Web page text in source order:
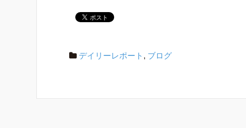
デイリーレポート , ブログ